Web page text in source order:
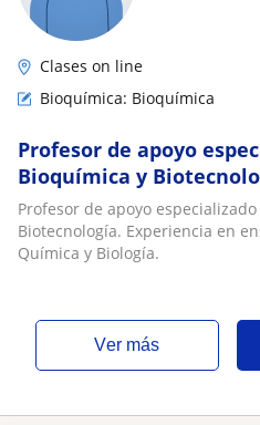
Clases on line
Bioquímica: Bioquímica
Profesor de apoyo
Bioquímica y
enseñanza de
Biología
Profesor de apoyo
Biotecnología. Experiencia en
Química y Biología.
ver más